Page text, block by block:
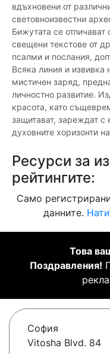
вдъхновени от
световноизвестни
Бижутата се
свещени текстове от
псалми и послания,
Всяка линия и извивка
мистичен заряд,
личностно развитие.
красота, като
защитават, зареждат с
духовните хоризонти
Ресурси за
рейтингите:
Само
данните.
Това
Поздравления!
София
Vitosha Blvd. 84